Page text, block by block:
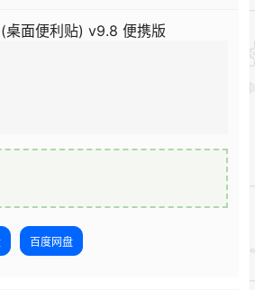
面便利贴) v9.8 便携版
百度网盘